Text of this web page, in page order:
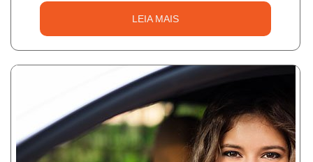
LEIA MAIS